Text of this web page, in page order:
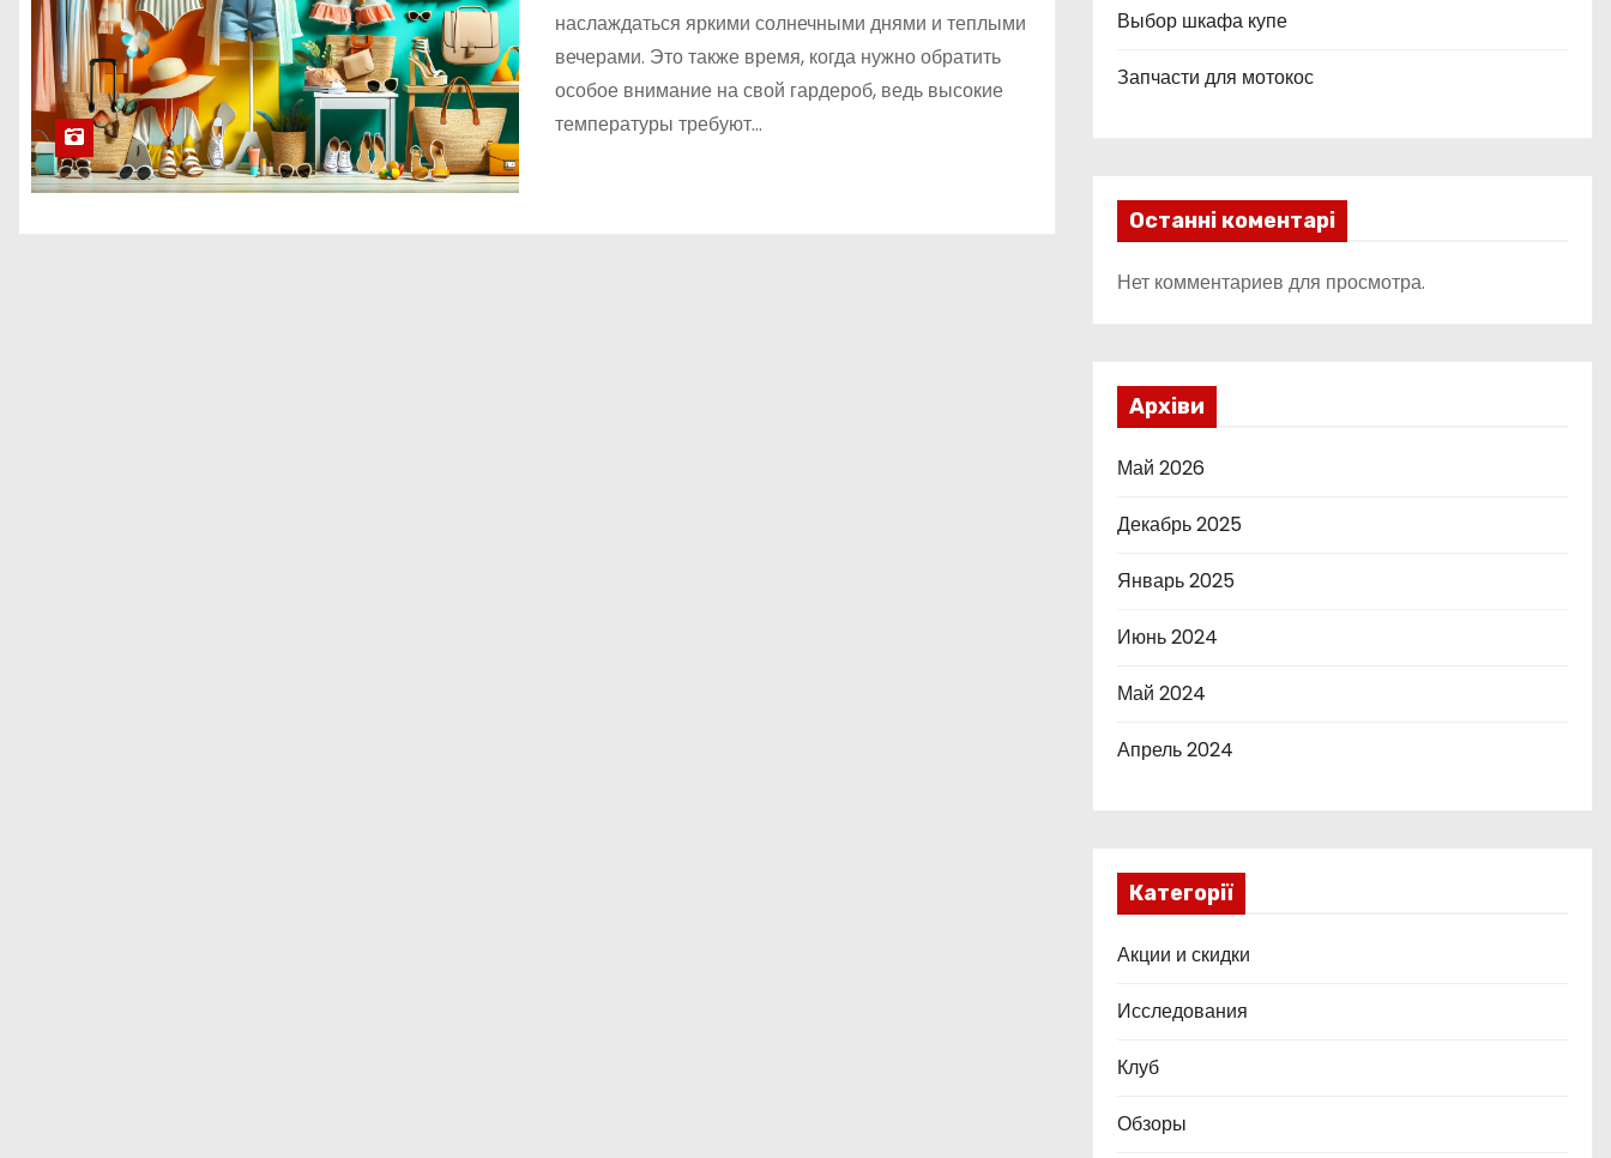
наслаждаться яркими солнечными днями и теплыми
вечерами. Это также время, когда нужно обратить
особое внимание на свой гардероб, ведь высокие
температуры требуют…
Выбор шкафа купе
Запчасти для мотокос
Останні коментарі
Нет комментариев для просмотра.
Архіви
Май 2026
Декабрь 2025
Январь 2025
Июнь 2024
Май 2024
Апрель 2024
Категорії
Акции и скидки
Исследования
Клуб
Обзоры